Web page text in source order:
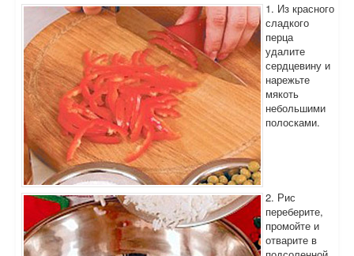
1. Из красного
сладкого
перца
удалите
сердцевину и
нарежьте
мякоть
небольшими
полосками.
2. Рис
переберите,
промойте и
отварите в